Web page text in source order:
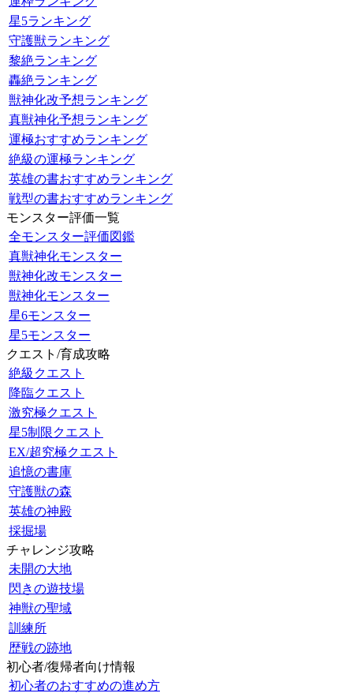
星5ランキング
守護獣ランキング
黎絶ランキング
轟絶ランキング
獣神化改予想ランキング
真獣神化予想ランキング
運極おすすめランキング
絶級の運極ランキング
英雄の書おすすめランキング
戦型の書おすすめランキング
モンスター評価一覧
全モンスター評価図鑑
真獣神化モンスター
獣神化改モンスター
獣神化モンスター
星6モンスター
星5モンスター
クエスト/育成攻略
絶級クエスト
降臨クエスト
激究極クエスト
星5制限クエスト
EX/超究極クエスト
追憶の書庫
守護獣の森
英雄の神殿
採掘場
チャレンジ攻略
未開の大地
閃きの遊技場
神獣の聖域
訓練所
歴戦の跡地
初心者/復帰者向け情報
初心者のおすすめの進め方